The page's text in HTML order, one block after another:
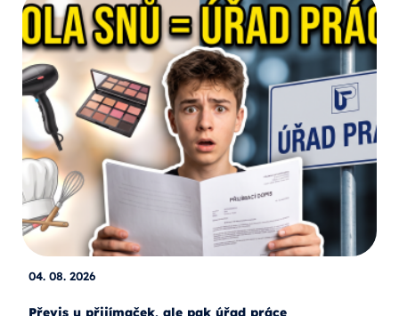
04. 08. 2026
Převis u přijímaček, ale pak úřad práce